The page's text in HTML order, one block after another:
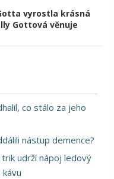
vyrostla krásná
Gottová věnuje
co stálo za jeho
nástup demence?
udrží nápoj ledový